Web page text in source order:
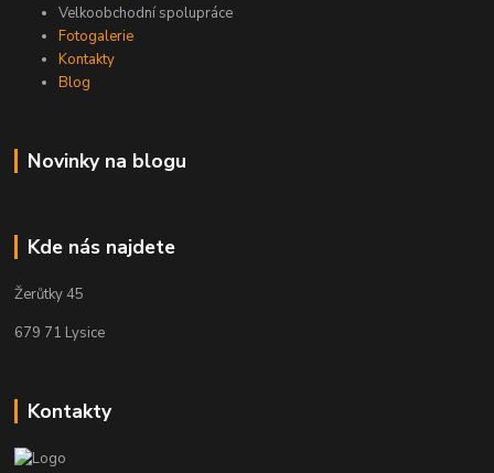
Velkoobchodní spolupráce
Fotogalerie
Kontakty
Blog
Novinky na blogu
Kde nás najdete
Žerůtky 45
679 71 Lysice
Kontakty